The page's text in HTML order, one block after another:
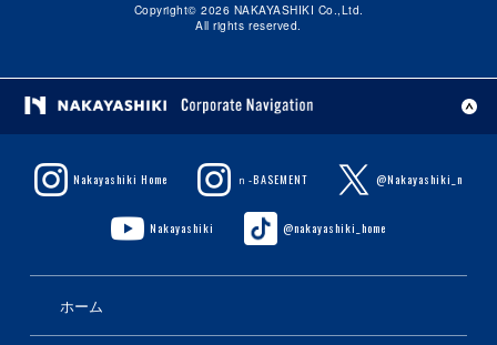
Copyright© 2026 NAKAYASHIKI Co.,Ltd.
All rights reserved.
Nakayashiki Home ｎ-BASEMENT @Nakayashiki_n
Nakayashiki @nakayashiki_home
ホーム